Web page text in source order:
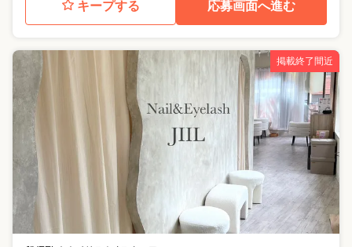
キープする 応募画面へ進む
掲載終了間近